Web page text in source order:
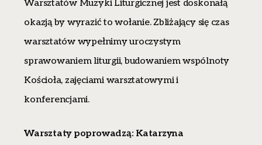
Warsztatów Muzyki Liturgicznej jest doskonałą
okazją by wyrazić to wołanie. Zbliżający się czas
warsztatów wypełnimy uroczystym
sprawowaniem liturgii, budowaniem wspólnoty
Kościoła, zajęciami warsztatowymi i
konferencjami.
Warsztaty poprowadzą: Katarzyna